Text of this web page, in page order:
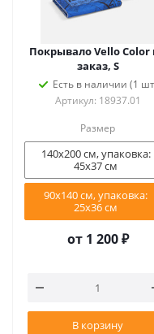
Покрывало Vello Color
заказ, S
Есть в наличии (1
Артикул: 18937.01
Размер
140х200 см, упаковка:
45х37 см
90х140 см, упаковка:
25х36 см
от 1 200 ₽
В корзину